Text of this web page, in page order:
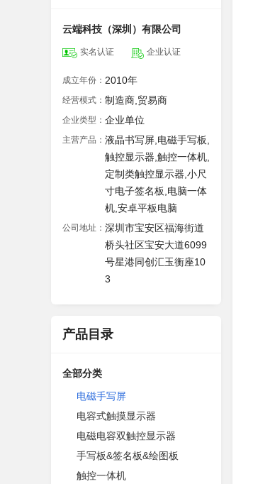
云端科技（深圳）有限公司
实名认证 企业认证
成立年份： 2010年
经营模式： 制造商,贸易商
企业类型： 企业单位
主营产品： 液晶书写屏,电磁手写板,
触控显示器,触控一体机,
定制类触控显示器,小尺
寸电子签名板,电脑一体
机,安卓平板电脑
公司地址： 深圳市宝安区福海街道
桥头社区宝安大道6099
号星港同创汇玉衡座10
3
产品目录
全部分类
电磁手写屏
电容式触摸显示器
电磁电容双触控显示器
手写板&签名板&绘图板
触控一体机